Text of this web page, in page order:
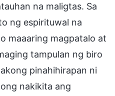
na maligtas. Sa
ng espirituwal na
maaaring magpatalo at
tampulan ng biro
pinahihirapan ni
nakikita ang